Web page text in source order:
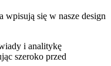
wpisują się w nasze design
i analitykę
szeroko przed